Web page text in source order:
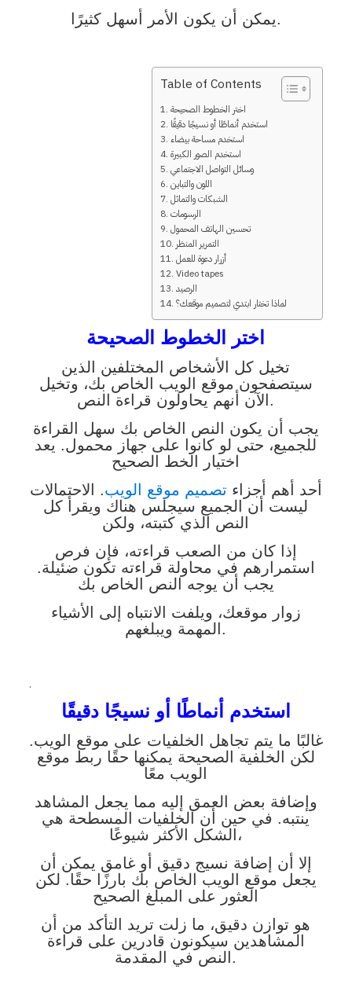
يمكن أن يكون الأمر أسهل كثيرًا.
Table of Contents
اختر الخطوط الصحيحة
استخدم أنماطًا أو نسيجًا دقيقًا
استخدم مساحة بيضاء
استخدم الصور الكبيرة
وسائل التواصل الاجتماعي
اللون والتباين
الشبكات والتماثل
الرسومات
تحسين الهاتف المحمول
التمرير المنظر
أزرار دعوة للعمل
Video tapes
الرصيد
لماذا تختار ابتدي لتصميم موقعك؟
اختر الخطوط الصحيحة
تخيل كل الأشخاص المختلفين الذين
سيتصفحون موقع الويب الخاص بك، وتخيل
الآن أنهم يحاولون قراءة النص.
يجب أن يكون النص الخاص بك سهل القراءة
للجميع، حتى لو كانوا على جهاز محمول. يعد
اختيار الخط الصحيح
أحد أهم أجزاء تصميم موقع الويب. الاحتمالات
ليست أن الجميع سيجلس هناك ويقرأ كل
النص الذي كتبته، ولكن
إذا كان من الصعب قراءته، فإن فرص
استمرارهم في محاولة قراءته تكون ضئيلة.
يجب أن يوجه النص الخاص بك
زوار موقعك، ويلفت الانتباه إلى الأشياء
المهمة ويبلغهم.
.
استخدم أنماطًا أو نسيجًا دقيقًا
غالبًا ما يتم تجاهل الخلفيات على موقع الويب.
لكن الخلفية الصحيحة يمكنها حقًا ربط موقع
الويب معًا
وإضافة بعض العمق إليه مما يجعل المشاهد
ينتبه. في حين أن الخلفيات المسطحة هي
الشكل الأكثر شيوعًا،
إلا أن إضافة نسيج دقيق أو غامق يمكن أن
يجعل موقع الويب الخاص بك بارزًا حقًا. لكن
العثور على المبلغ الصحيح
هو توازن دقيق، ما زلت تريد التأكد من أن
المشاهدين سيكونون قادرين على قراءة
النص في المقدمة.